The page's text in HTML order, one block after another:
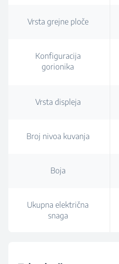
Vrsta grejne ploče
Konfiguracija
gorionika
Vrsta displeja
Broj nivoa kuvanja
Boja
Ukupna električna
snaga